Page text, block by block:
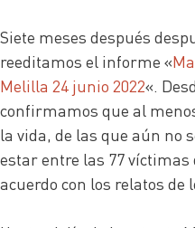
Siete meses después
reeditamos el informe «
Melilla 24 junio 2022«.
confirmamos que al
la vida, de las que aún no
estar entre las 77 víctimas
acuerdo con los relatos de